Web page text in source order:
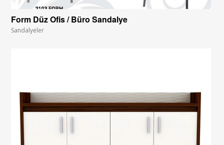
Form Düz Ofis / Büro Sandalye
Sandalyeler